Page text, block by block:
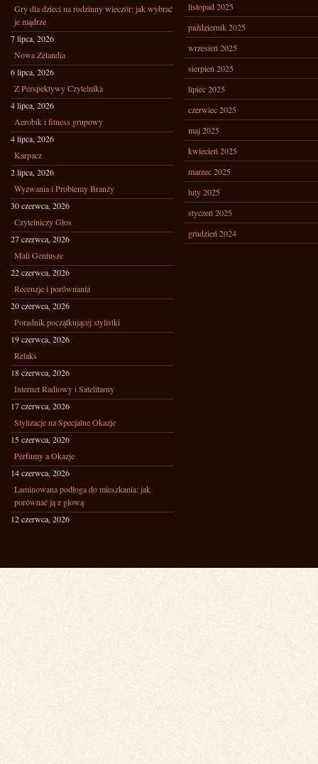
Gry dla dzieci na rodzinny wieczór: jak wybrać
je mądrze
7 lipca, 2026
Nowa Zelandia
6 lipca, 2026
Z Perspektywy Czytelnika
4 lipca, 2026
Aerobik i fitness grupowy
4 lipca, 2026
Karpacz
2 lipca, 2026
Wyzwania i Problemy Branży
30 czerwca, 2026
Czytelniczy Głos
27 czerwca, 2026
Mali Geniusze
22 czerwca, 2026
Recenzje i porównania
20 czerwca, 2026
Poradnik początkującej stylistki
19 czerwca, 2026
Relaks
18 czerwca, 2026
Internet Radiowy i Satelitarny
17 czerwca, 2026
Stylizacje na Specjalne Okazje
15 czerwca, 2026
Perfumy a Okazje
14 czerwca, 2026
Laminowana podłoga do mieszkania: jak
porównać ją z głową
12 czerwca, 2026
listopad 2025
październik 2025
wrzesień 2025
sierpień 2025
lipiec 2025
czerwiec 2025
maj 2025
kwiecień 2025
marzec 2025
luty 2025
styczeń 2025
grudzień 2024